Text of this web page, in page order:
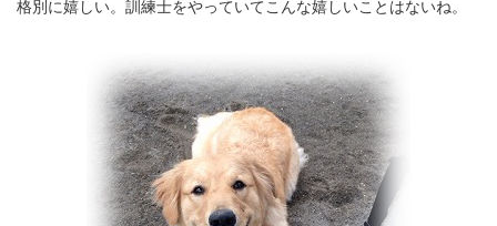
格別に嬉しい。訓練士をやっていてこんな嬉しいことはないね。